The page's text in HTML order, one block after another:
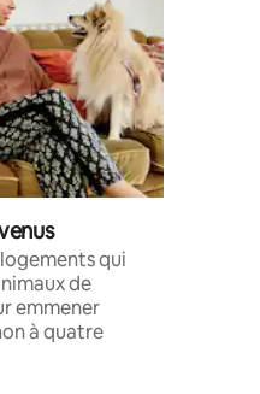
qui
de
emmener
à quatre